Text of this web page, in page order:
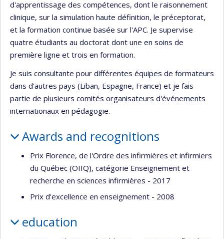
d'apprentissage des compétences, dont le raisonnement
clinique, sur la simulation haute définition, le préceptorat,
et la formation continue basée sur l'APC. Je supervise
quatre étudiants au doctorat dont une en soins de
première ligne et trois en formation.
Je suis consultante pour différentes équipes de formateurs
dans d'autres pays (Liban, Espagne, France) et je fais
partie de plusieurs comités organisateurs d'événements
internationaux en pédagogie.
Awards and recognitions
Prix Florence, de l'Ordre des infirmières et infirmiers
du Québec (OIIQ), catégorie Enseignement et
recherche en sciences infirmières - 2017
Prix d'excellence en enseignement - 2008
education